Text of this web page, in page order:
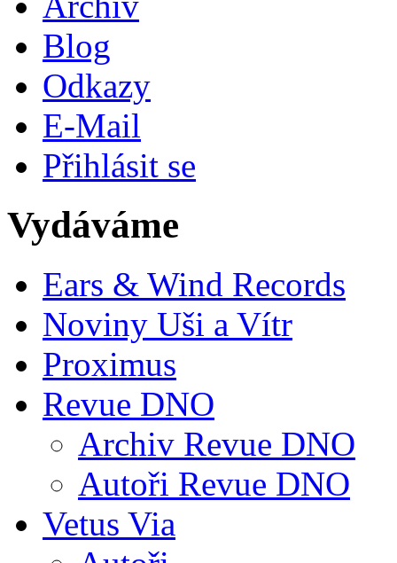
Blog
Odkazy
E-Mail
Přihlásit se
Vydáváme
Ears & Wind Records
Noviny Uši a Vítr
Proximus
Revue DNO
Archiv Revue DNO
Autoři Revue DNO
Vetus Via